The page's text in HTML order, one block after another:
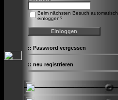
Beim nächsten Besuch automatisch
einloggen?
:: Password vergessen
:: neu registrieren